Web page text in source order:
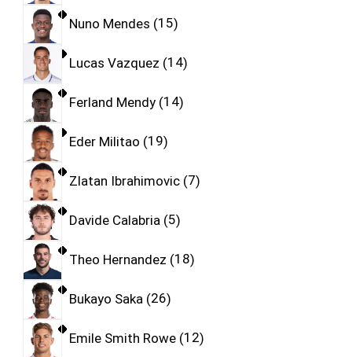
Nuno Mendes 15
Lucas Vazquez 14
Ferland Mendy 14
Eder Militao 19
Zlatan Ibrahimovic 7
Davide Calabria 5
Theo Hernandez 18
Bukayo Saka 26
Emile Smith Rowe 12